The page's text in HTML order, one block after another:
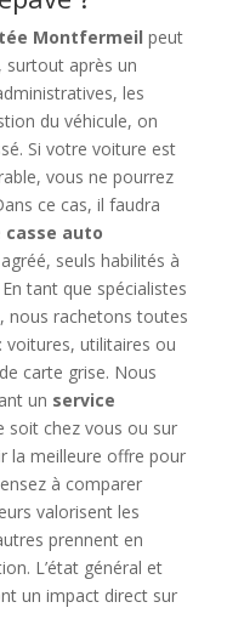
Montfermeil peut
surtout après un
les
du véhicule, on
Si votre voiture est
vous ne pourrez
ce cas, il faudra
casse auto
seuls habilités à
tant que spécialistes
, nous rachetons toutes
voitures, utilitaires ou
carte grise. Nous
un service
soit chez vous ou sur
la meilleure offre pour
à comparer
valorisent les
prennent en
L’état général et
un impact direct sur